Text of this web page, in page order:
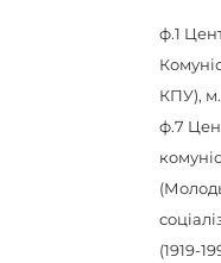
ф.1
КПУ), м.
ф.7
(1919-